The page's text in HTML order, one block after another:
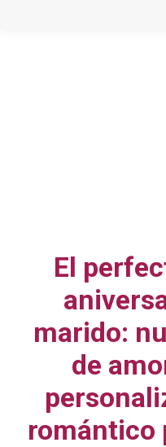
El
marido:
de
romántico